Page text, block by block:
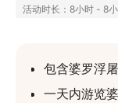
活动时长：8小时 - 8
包含婆罗浮
一天内游览